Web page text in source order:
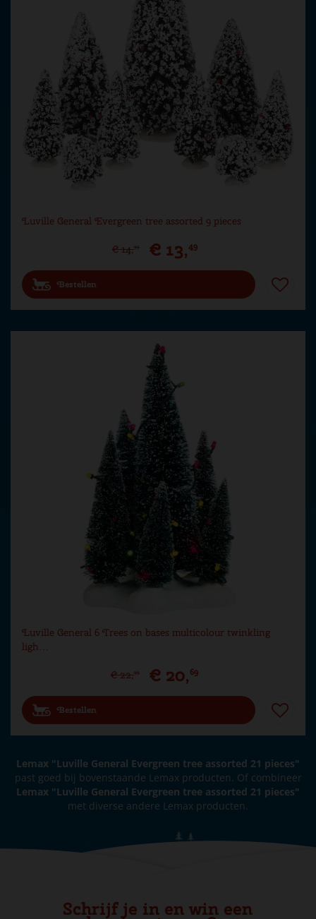
Luville General Evergreen tree assorted 9 pieces
€ 14,99 € 13,49
Bestellen
Luville General 6 Trees on bases multicolour twinkling
ligh…
€ 22,99 € 20,69
Bestellen
Lemax "Luville General Evergreen tree assorted 21 pieces"
past goed bij bovenstaande Lemax producten. Of combineer
Lemax "Luville General Evergreen tree assorted 21 pieces"
met diverse andere Lemax producten.
Schrijf je in en win een